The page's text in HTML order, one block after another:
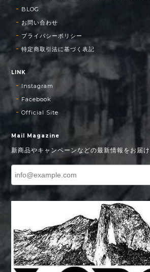
BLOG
お問い合わせ
プライバシーポリシー
特定商取引法に基づく表記
LINK
Instagram
Facebook
Official Site
Mail Magazine
新商品やキャンペーンなどの最新情報をお届け